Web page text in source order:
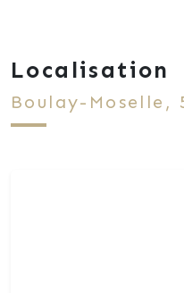
Localisation
Boulay-Moselle,